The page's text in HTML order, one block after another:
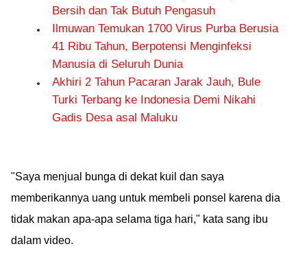
Bersih dan Tak Butuh Pengasuh
Ilmuwan Temukan 1700 Virus Purba Berusia
41 Ribu Tahun, Berpotensi Menginfeksi
Manusia di Seluruh Dunia
Akhiri 2 Tahun Pacaran Jarak Jauh, Bule
Turki Terbang ke Indonesia Demi Nikahi
Gadis Desa asal Maluku
"Saya menjual bunga di dekat kuil dan saya
memberikannya uang untuk membeli ponsel karena dia
tidak makan apa-apa selama tiga hari," kata sang ibu
dalam video.